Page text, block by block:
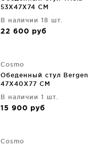
53X47X74 CM
В наличии 18 шт.
22 600 руб
Cosmo
Обеденный стул Bergen
47X40X77 CM
В наличии 1 шт.
15 900 руб
Cosmo